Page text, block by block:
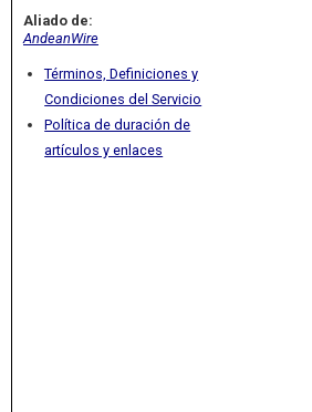
Aliado de:
AndeanWire
Términos, Definiciones y
Condiciones del Servicio
Política de duración de
artículos y enlaces